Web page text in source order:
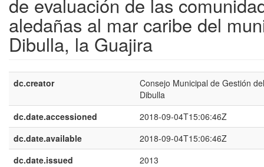
de evaluación de las
aledañas al mar caribe del
Dibulla, la Guajira
dc.creator
Consejo Municipal de Gestión
Dibulla
dc.date.accessioned
2018-09-04T15:06:46Z
dc.date.available
2018-09-04T15:06:46Z
dc.date.issued
2013